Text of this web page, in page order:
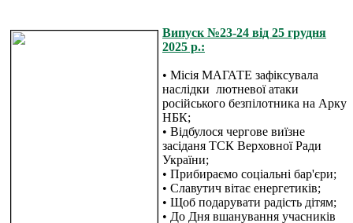
Випуск №23-24 від 25 грудня
2025 р.:
• Місія МАГАТЕ зафіксувала
наслідки лютневої атаки
російського безпілотника на Арку
НБК;
• Відбулося чергове виїзне
засіданя ТСК Верховної Ради
України;
• Прибираємо соціальні бар'єри;
• Славутич вітає енергетиків;
• Щоб подарувати радість дітям;
• До Дня вшанування учасників